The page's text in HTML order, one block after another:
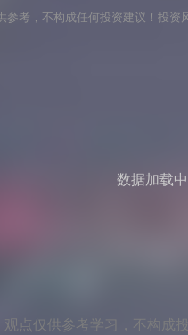
参考，不构成任何投资建议！投资
数据加载
观点仅供参考学习，不构成